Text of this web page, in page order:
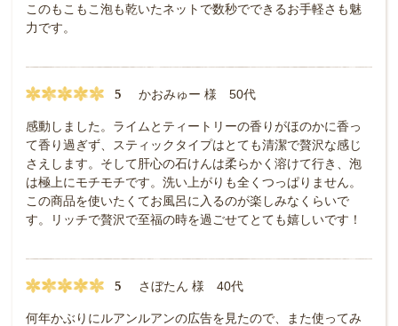
このもこもこ泡も乾いたネットで数秒でできるお手軽さも魅
力です。
5 かおみゅー 様 50代
感動しました。ライムとティートリーの香りがほのかに香っ
て香り過ぎず、スティックタイプはとても清潔で贅沢な感じ
さえします。そして肝心の石けんは柔らかく溶けて行き、泡
は極上にモチモチです。洗い上がりも全くつっぱりません。
この商品を使いたくてお風呂に入るのが楽しみなくらいで
す。リッチで贅沢で至福の時を過ごせてとても嬉しいです！
5 さぼたん 様 40代
何年かぶりにルアンルアンの広告を見たので、また使ってみ